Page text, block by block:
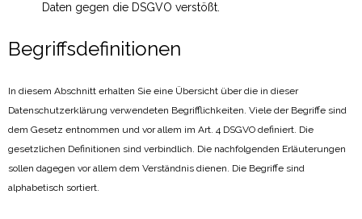
Daten gegen die DSGVO verstößt.
Begriffsdefinitionen
In diesem Abschnitt erhalten Sie eine Übersicht über die in dieser
Datenschutzerklärung verwendeten Begrifflichkeiten. Viele der Begriffe sind
dem Gesetz entnommen und vor allem im Art. 4 DSGVO definiert. Die
gesetzlichen Definitionen sind verbindlich. Die nachfolgenden Erläuterungen
sollen dagegen vor allem dem Verständnis dienen. Die Begriffe sind
alphabetisch sortiert.